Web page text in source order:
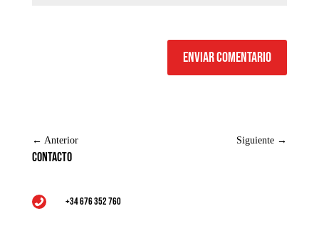
Enviar comentario
← Anterior Siguiente →
Contacto
 +34 676 352 760